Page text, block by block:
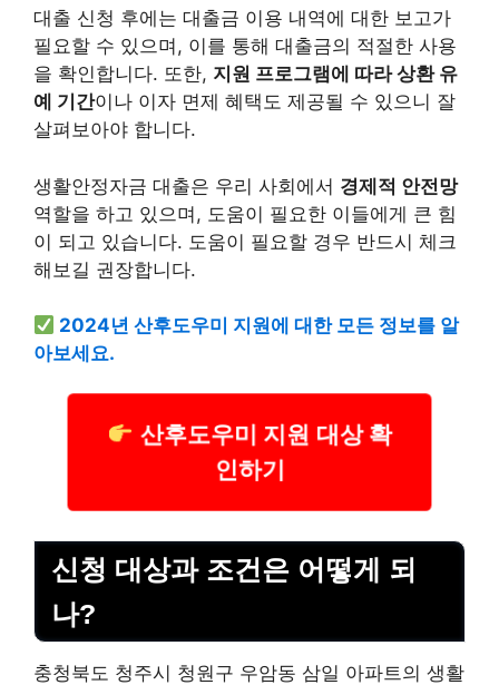
대출 신청 후에는 대출금 이용 내역에 대한 보고가
필요할 수 있으며, 이를 통해 대출금의 적절한 사용
을 확인합니다. 또한, 지원 프로그램에 따라 상환 유
예 기간이나 이자 면제 혜택도 제공될 수 있으니 잘
살펴보아야 합니다.
생활안정자금 대출은 우리 사회에서 경제적 안전망
역할을 하고 있으며, 도움이 필요한 이들에게 큰 힘
이 되고 있습니다. 도움이 필요할 경우 반드시 체크
해보길 권장합니다.
2024년 산후도우미 지원에 대한 모든 정보를 알
아보세요.
산후도우미 지원 대상 확
인하기
신청 대상과 조건은 어떻게 되
나?
충청북도 청주시 청원구 우암동 삼일 아파트의 생활